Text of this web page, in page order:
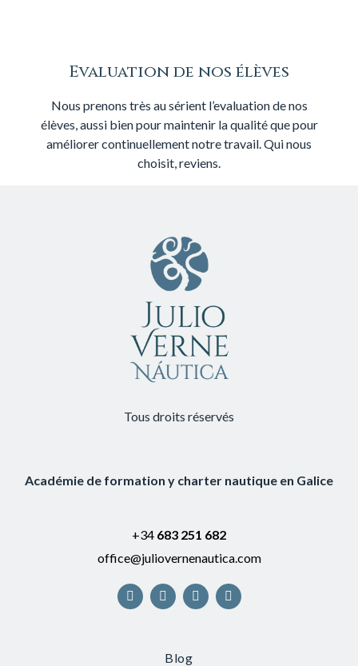
Evaluation de nos élèves
Nous prenons très au sérient l’evaluation de nos
élèves, aussi bien pour maintenir la qualité que pour
améliorer continuellement notre travail. Qui nous
choisit, reviens.
Tous droits réservés
Académie de formation y charter nautique en Galice
+34 683 251 682
office@juliovernenautica.com
Blog